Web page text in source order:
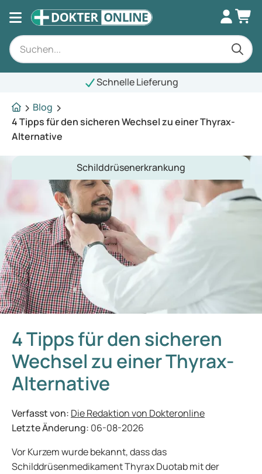
Schnelle Lieferung
Blog
4 Tipps für den sicheren Wechsel zu einer Thyrax-
Alternative
Schilddrüsenerkrankung
4 Tipps für den sicheren
Wechsel zu einer Thyrax-
Alternative
Verfasst von: Die Redaktion von Dokteronline
Letzte Änderung: 06-08-2026
Vor Kurzem wurde bekannt, dass das
Schilddrüsenmedikament Thyrax Duotab mit der